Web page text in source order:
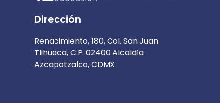
Dirección
Renacimiento, 180, Col. San Juan
Tlihuaca, C.P. 02400 Alcaldía
Azcapotzalco, CDMX